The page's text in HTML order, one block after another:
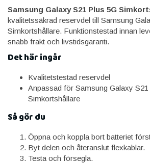
Samsung Galaxy S21 Plus 5G
kvalitetssäkrad reservdel till Samsung
Simkortshållare. Funktionstestad innan
snabb frakt och livstidsgaranti.
Det här ingår
Kvalitetstestad reservdel
Anpassad för Samsung Galaxy S21
Simkortshållare
Så gör du
Öppna och koppla bort batteriet
Byt delen och återanslut flexkablar.
Testa och försegla.